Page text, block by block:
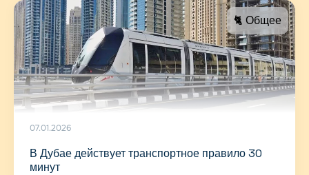
🐈 Общее
07.01.2026
В Дубае действует транспортное правило 30
минут